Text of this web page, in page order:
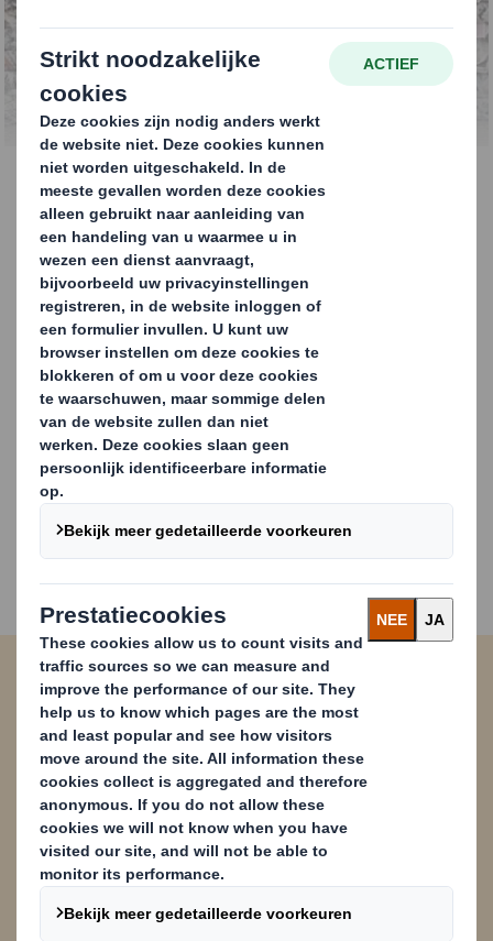
Grondstoffen papier
en recyclen
Vooroplopen in
grondstoffen recyclen
Dat komt omdat we als recycle bedrijf als
onderdeel van de DS Smith Group een
cruciale rol spelen bij het leveren van de
grondstoffen die onze divisies Packaging en
Paper nodig hebben voor hun activiteiten.
Bij DS Smith doen we niet alleen aan
grondstoffen recyclen; het is een deel van
ons. Om deze reden spelen we, als onderdeel
van de DS Smith Group, een fundamentele rol
bij het leveren van de grondstoffen aan onze
divisies Verpakkingen en Papier die ze nodig
hebben voor hun activiteiten. Dit is slechts
een van de redenen waarom u erop kunt
vertrouwen dat wij u helpen uw recycling te